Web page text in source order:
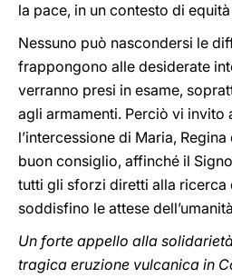
la pace, in un contesto di
Nessuno può nascondersi le
frappongono alle desiderate
verranno presi in esame,
agli armamenti. Perciò vi invito
l’intercessione di Maria,
buon consiglio, affinché il
tutti gli sforzi diretti alla ricerca
soddisfino le attese
Un forte appello alla
tragica eruzione vulcanica in